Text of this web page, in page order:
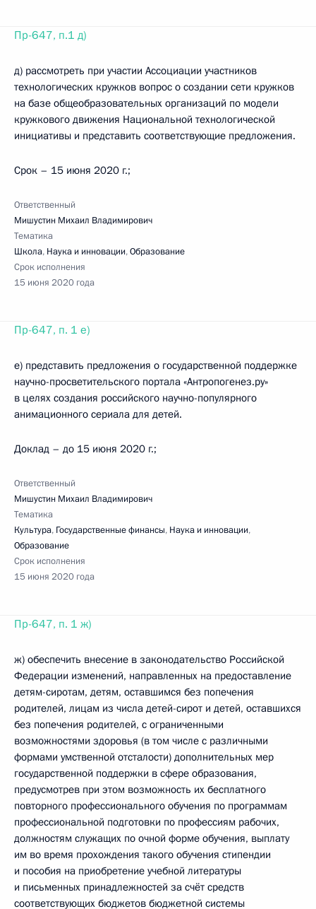
Пр-647, п.1 д)
д) рассмотреть при участии Ассоциации участников
технологических кружков вопрос о создании сети кружков
на базе общеобразовательных организаций по модели
кружкового движения Национальной технологической
инициативы и представить соответствующие предложения.
Срок – 15 июня 2020 г.;
Ответственный
Мишустин Михаил Владимирович
Тематика
Школа, Наука и инновации,Образование
Срок исполнения
15 июня 2020 года
Пр-647, п. 1 е)
е) представить предложения о государственной поддержке
научно-просветительского портала «Антропогенез.ру»
в целях создания российского научно-популярного
анимационного сериала для детей.
Доклад – до 15 июня 2020 г.;
Ответственный
Мишустин Михаил Владимирович
Тематика
Культура, Государственные финансы, Наука и инновации,
Образование
Срок исполнения
15 июня 2020 года
Пр-647, п. 1 ж)
ж) обеспечить внесение в законодательство Российской
Федерации изменений, направленных на предоставление
детям-сиротам, детям, оставшимся без попечения
родителей, лицам из числа детей-сирот и детей, оставшихся
без попечения родителей, с ограниченными
возможностями здоровья (в том числе с различными
формами умственной отсталости) дополнительных мер
государственной поддержки в сфере образования,
предусмотрев при этом возможность их бесплатного
повторного профессионального обучения по программам
профессиональной подготовки по профессиям рабочих,
должностям служащих по очной форме обучения, выплату
им во время прохождения такого обучения стипендии
и пособия на приобретение учебной литературы
и письменных принадлежностей за счёт средств
соответствующих бюджетов бюджетной системы